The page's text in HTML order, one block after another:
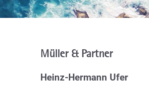
Müller & Partner
Heinz-Hermann Ufer